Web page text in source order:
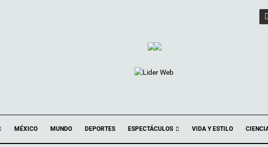
MÉXICO MUNDO DEPORTES ESPECTÁCULOS VIDA Y ESTILO